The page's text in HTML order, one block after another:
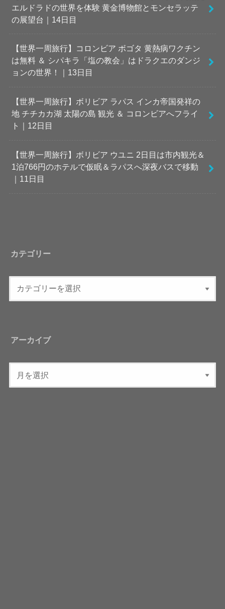
エルドラドの世界を体験 黄金博物館とモンセラッテ
の展望台｜14日目
【世界一周旅行】コロンビア ボゴタ 黄熱病ワクチン
は無料 ＆ シパキラ「塩の教会」はドラクエのダンジ
ョンの世界！｜13日目
【世界一周旅行】ボリビア ラパス インカ帝国発祥の
地 チチカカ湖 太陽の島 観光 ＆ コロンビアへフライ
ト｜12日目
【世界一周旅行】ボリビア ウユニ 2日目は市内観光＆
1泊766円のホテルで仮眠＆ラパスへ深夜バスで移動
｜11日目
カテゴリー
アーカイブ